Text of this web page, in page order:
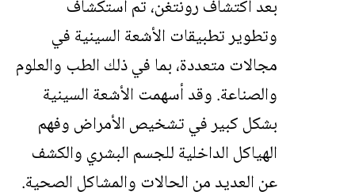
بعد اكتشاف رونتغن، تم استكشاف
وتطوير تطبيقات الأشعة السينية في
مجالات متعددة، بما في ذلك الطب والعلوم
والصناعة. وقد أسهمت الأشعة السينية
بشكل كبير في تشخيص الأمراض وفهم
الهياكل الداخلية للجسم البشري والكشف
عن العديد من الحالات والمشاكل الصحية.